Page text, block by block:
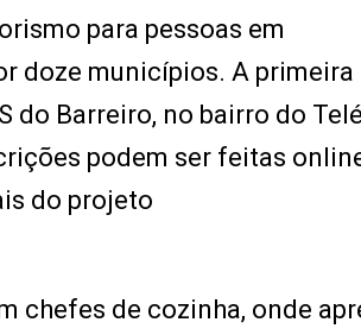
para pessoas em
doze municípios. A
do Barreiro, no bairro do
podem ser feitas
do projeto
chefes de cozinha, onde